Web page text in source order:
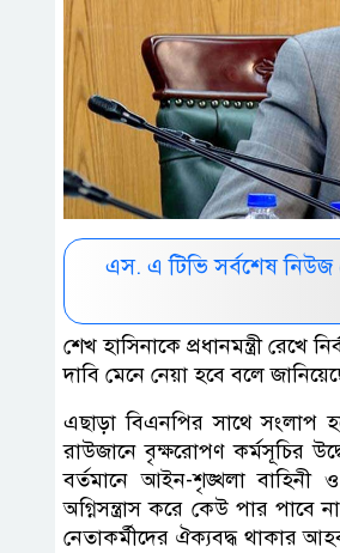
এস. এ টিভি সর্বশেষ
শেখ হাসিনাকে প্রধানমন্ত্রী রেখে
দাবি মেনে নেয়া হবে বলে
এছাড়া বিএনপির সাথে সংলাপ
রাউজানে বৃক্ষরোপণ কর্মসূচির
বর্তমানে আইন-শৃঙ্খলা
অগ্নিসন্ত্রাস করে কেউ পার
নেতাকর্মীদের ঐক্যবদ্ধ থাকার